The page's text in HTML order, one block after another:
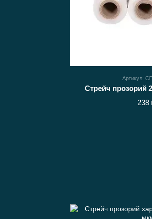
Артикул:
Стрейч прозорий
238